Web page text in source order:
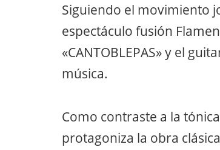
Siguiendo el movimiento
espectáculo fusión
«CANTOBLEPAS» y el
música.
Como contraste a la
protagoniza la obra